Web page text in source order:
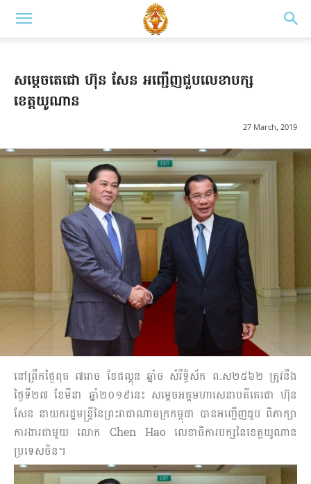
សម្តេចតេជោ ហ៊ុន សែន អញ្ជើញជួបលេខាបក្ស
ខេត្តយូណាន
27 March, 2019
នៅព្រឹកថ្ងៃពុធ ៧រោច ខែផល្គុន ឆ្នាំច សំរឹទ្ធិស័ក ព.ស២៥៦២ ត្រូវនឹង
ថ្ងៃទី២៧ ខែមីនា ឆ្នាំ២០១៩នេះ សម្តេចអគ្គមហាសេនាបតីតេជោ ហ៊ុន
សែន នាយករដ្ឋមន្ត្រីនៃព្រះរាជាណាចក្រកម្ពុជា បានអញ្ជើញជួប ពិភាក្សា
ការងារជាមួយ លោក Chen Hao លេខាធិការបក្សនៃខេត្តយូណាន
ប្រទេសចិន។